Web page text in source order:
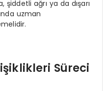
ağrı ya da dışarı
uzman
Süreci